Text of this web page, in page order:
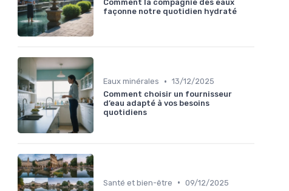
Comment la compagnie des eaux
façonne notre quotidien hydraté
Eaux minérales • 13/12/2025
Comment choisir un fournisseur
d’eau adapté à vos besoins
quotidiens
Santé et bien-être • 09/12/2025